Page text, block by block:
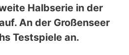
Halbserie in der
An der Großenseer
Testspiele an.